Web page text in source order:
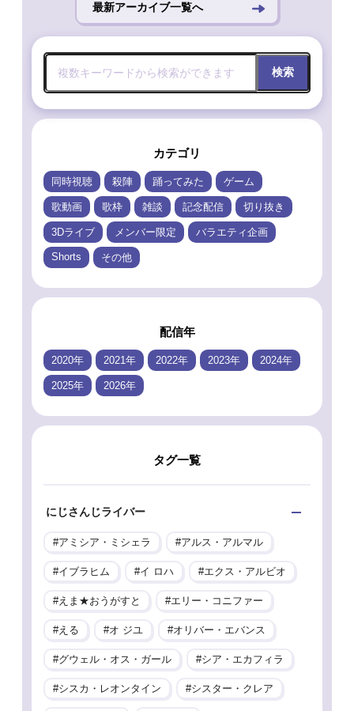
最新アーカイブ一覧へ
検索
カテゴリ
同時視聴 殺陣 踊ってみた ゲーム
歌動画 歌枠 雑談 記念配信 切り抜き
3Dライブ メンバー限定 バラエティ企画
Shorts その他
配信年
2020年 2021年 2022年 2023年 2024年
2025年 2026年
タグ一覧
にじさんじライバー
アミシア・ミシェラ アルス・アルマル
イブラヒム イ ロハ エクス・アルビオ
えま★おうがすと エリー・コニファー
える オ ジユ オリバー・エバンス
グウェル・オス・ガール シア・エカフィラ
シスカ・レオンタイン シスター・クレア